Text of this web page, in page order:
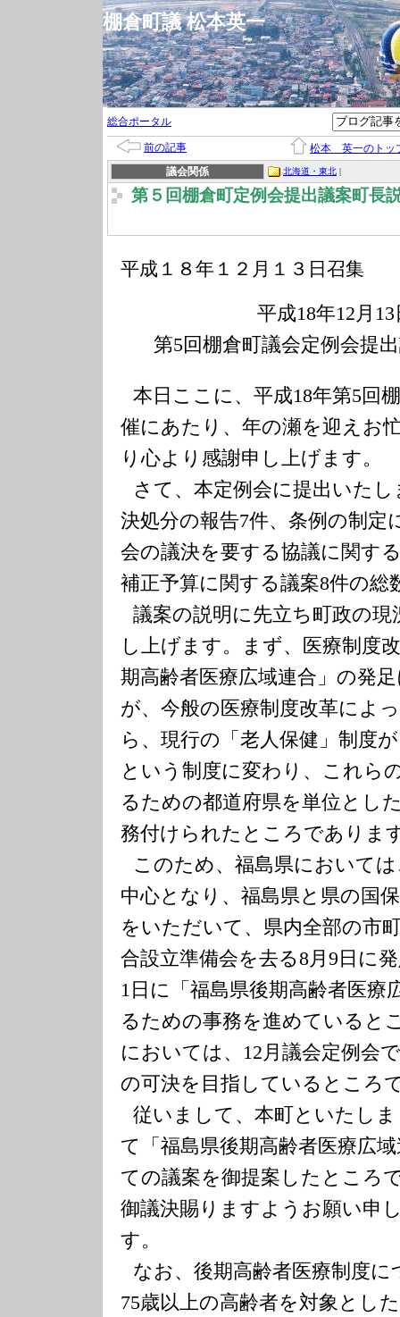
棚倉町議 松本英一
総合ポータル
前の記事
松本 英一のトッ
議会関係
北海道・東北 |
第５回棚倉町定例会提出議案町長
平成１８年１２月１３日召集
平成18年12月 13
第5回棚倉町議会定例会提
本日ここに、平成18年第5回
催にあたり、年の瀬を迎えお
り心より感謝申し上げます。
さて、本定例会に提出いた
決処分の報告7件、条例の制定
会の議決を要する協議に関す
補正予算に関する議案8件の総
議案の説明に先立ち町政の
し上げます。まず、医療制度
期高齢者医療広域連合」の発
が、今般の医療制度改革によ
ら、現行の「老人保健」制度
という制度に変わり、これら
るための都道府県を単位とし
務付けられたところでありま
このため、福島県において
中心となり、福島県と県の国
をいただいて、県内全部の市
合設立準備会を去る8月9 日に
1 日に「福島県後期高齢者医療
るための事務を進めていると
においては、 12月議会定例会
の可決を目指しているところ
従いまして、本町といたし
て「福島県後期高齢者医療広
ての議案を御提案したところ
御議決賜りますようお願い申
す。
なお、後期高齢者医療制度
75歳以上の高齢者を対象とし